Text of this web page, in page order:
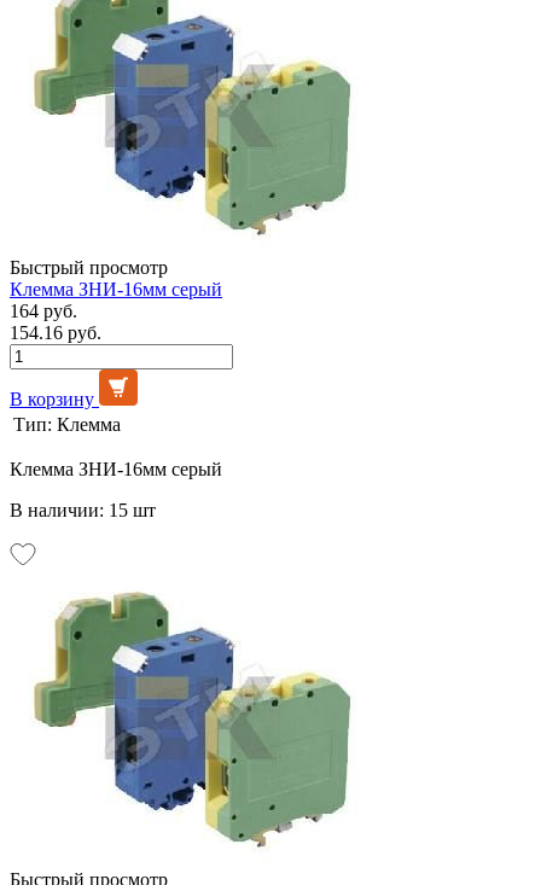
Быстрый просмотр
Клемма ЗНИ-16мм серый
164 руб.
154.16 руб.
В корзину
Тип: Клемма
Клемма ЗНИ-16мм серый
В наличии: 15 шт
Быстрый просмотр